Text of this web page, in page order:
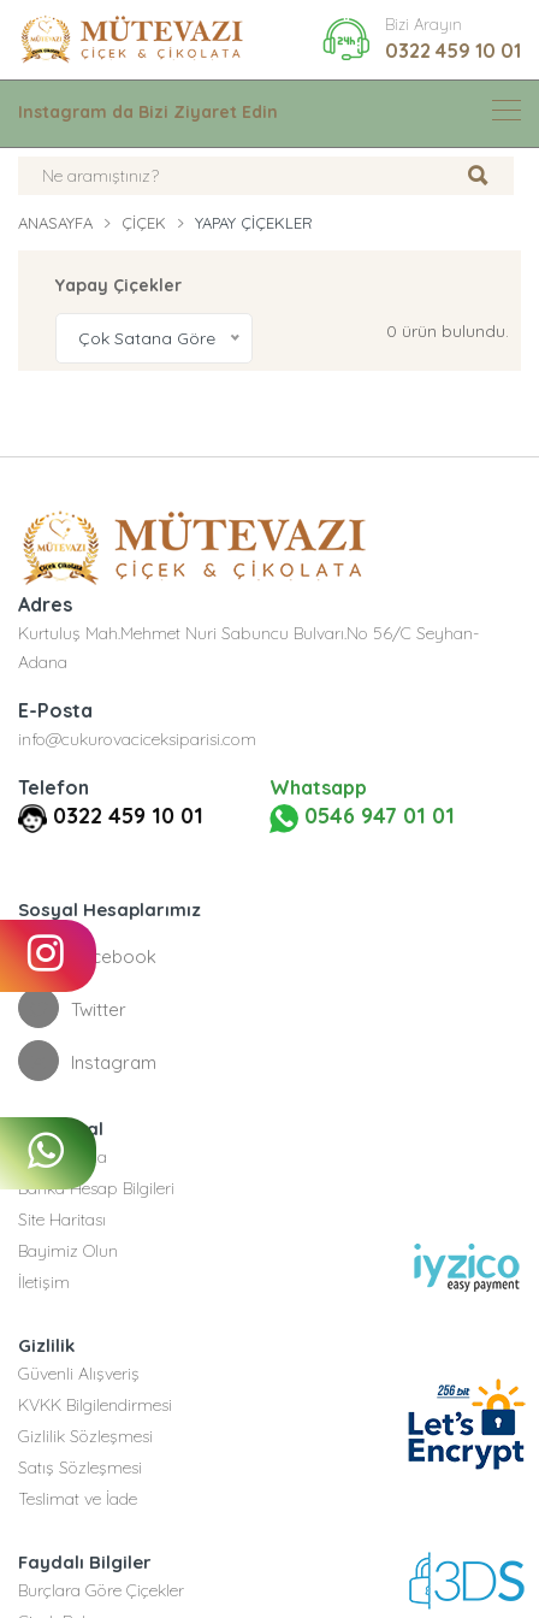
Bizi Arayın
0322 459 10 01
Instagram da Bizi Ziyaret Edin
ANASAYFA ÇIÇEK YAPAY ÇIÇEKLER
Yapay Çiçekler
Çok Satana Göre 0 ürün bulundu.
Adres
Kurtuluş Mah.Mehmet Nuri Sabuncu Bulvarı.No 56/C Seyhan-
Adana
E-Posta
info@cukurovaciceksiparisi.com
Telefon
0322 459 10 01
Whatsapp
0546 947 01 01
Sosyal Hesaplarımız
Facebook
Twitter
Instagram
Kurumsal
Hakkımızda
Banka Hesap Bilgileri
Site Haritası
Bayimiz Olun
İletişim
Gizlilik
Güvenli Alışveriş
KVKK Bilgilendirmesi
Gizlilik Sözleşmesi
Satış Sözleşmesi
Teslimat ve İade
Faydalı Bilgiler
Burçlara Göre Çiçekler